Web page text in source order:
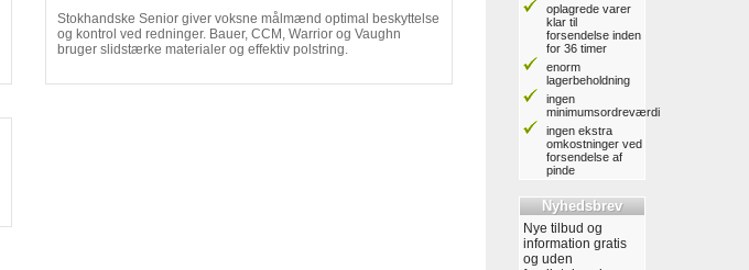
Stokhandske Senior giver voksne målmænd optimal beskyttelse
og kontrol ved redninger. Bauer, CCM, Warrior og Vaughn
bruger slidstærke materialer og effektiv polstring.
oplagrede varer
klar til
forsendelse inden
for 36 timer
enorm
lagerbeholdning
ingen
minimumsordreværdi
ingen ekstra
omkostninger ved
forsendelse af
pinde
Nyhedsbrev
Nye tilbud og
information gratis
og uden